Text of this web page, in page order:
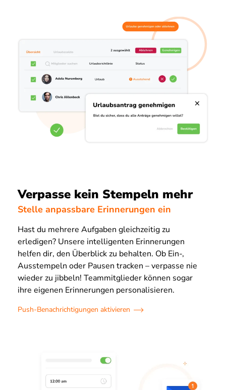
Verpasse kein Stempeln mehr
Stelle anpassbare Erinnerungen ein
Hast du mehrere Aufgaben gleichzeitig zu
erledigen? Unsere intelligenten Erinnerungen
helfen dir, den Überblick zu behalten. Ob Ein-,
Ausstempeln oder Pausen tracken – verpasse nie
wieder zu jibbeln! Teammitglieder können sogar
ihre eigenen Erinnerungen personalisieren.
Push-Benachrichtigungen aktivieren